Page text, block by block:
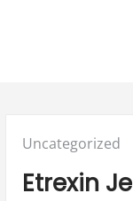
Posted
Uncategorized
Etrexin